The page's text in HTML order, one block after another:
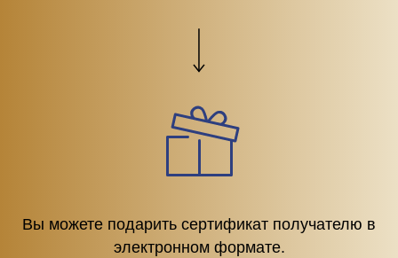
Вы можете подарить сертификат получателю в
электронном формате.